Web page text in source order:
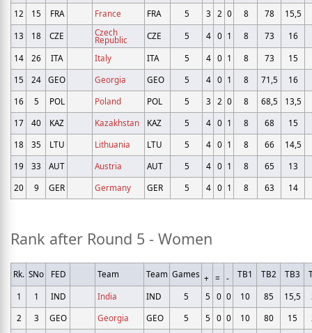
12
15 FRA France FRA 5 3 2 0 8 78
15,5
13
18 CZE Czech
Republic CZE 5 4 0 1 8 73
16
14
26 ITA Italy ITA 5 4 0 1 8 73
15
15
24 GEO Georgia GEO 5 4 0 1 8 71,5
16
16
5 POL Poland POL 5 3 2 0 8 68,5
13,5
17
40 KAZ Kazakhstan KAZ 5 4 0 1 8 68
15
18
35 LTU Lithuania LTU 5 4 0 1 8 66
14,5
19
33 AUT Austria AUT 5 4 0 1 8 65
13
20
9 GER Germany GER 5 4 0 1 8 63 14
Rank after Round 5 - Women
Rk. SNo FED Team Team Games + = - TB1 TB2 TB3
1
1 IND India IND 5 5 0 0 10 85 15,5
2
3 GEO Georgia GEO 5 5 0 0 10 80 15